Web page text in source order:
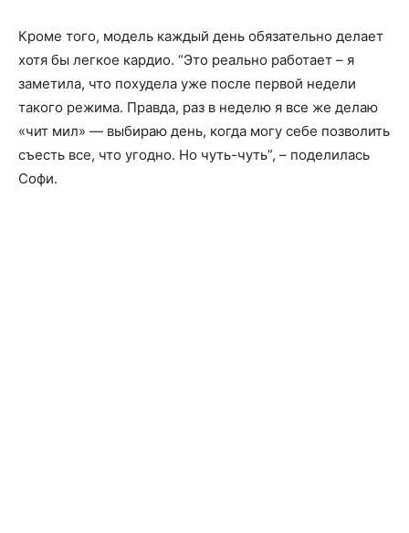
Кроме того, модель каждый день обязательно делает
хотя бы легкое кардио. “Это реально работает – я
заметила, что похудела уже после первой недели
такого режима. Правда, раз в неделю я все же делаю
«чит мил» — выбираю день, когда могу себе позволить
съесть все, что угодно. Но чуть-чуть”, – поделилась
Софи.